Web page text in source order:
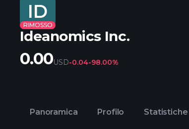
ID
RIMOSSO
Ideanomics Inc.
0.00USD-0.04-98.00%
Panoramica Profilo Statistiche